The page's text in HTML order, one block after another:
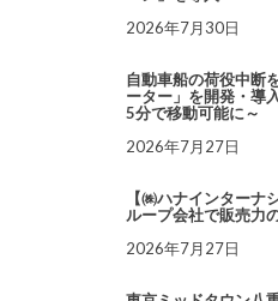
2026年7月30日
自動車船の荷役中断
ーター」を開発・導
5分で移動可能に～
2026年7月27日
【㈱ハナインターナ
ループ会社で販売力
2026年7月27日